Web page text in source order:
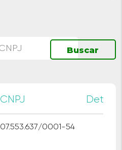
CNPJ
07.553.637/0001-54